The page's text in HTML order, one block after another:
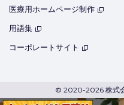
医療用ホームページ制作
用語集
コーポレートサイト
© 2020-2026 株式